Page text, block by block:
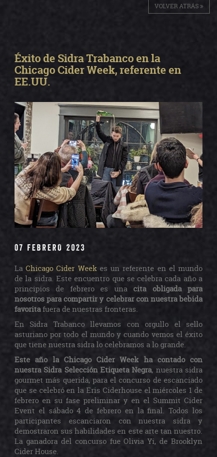
VOLVER ATRÁS
Éxito de Sidra Trabanco en la
Chicago Cider Week, referente en
EE.UU.
07 FEBRERO 2023
La Chicago Cider Weekes un referente en el mundo
de la sidra. Este encuentro que se celebra cada año a
principios de febrero es unacita obligada para
nosotros para compartir y celebrar con nuestra bebida
favoritafuera de nuestras fronteras.
En Sidra Trabanco llevamos con orgullo el sello
asturiano por todo el mundo y cuando vemos el éxito
que tiene nuestra sidra lo celebramos a lo grande.
Este año la Chicago Cider Week ha contado con
nuestra Sidra Selección Etiqueta Negra, nuestra sidra
gourmet más querida, para el concurso de escanciado
que se celebró en la Eris Ciderhouse el miércoles 1 de
febrero en su fase preliminar y en el Summit Cider
Event el sábado 4 de febrero en la final. Todos los
participantes escanciaron con nuestra sidra y
demostraron sus habilidades en este arte tan nuestro.
La ganadora del concurso fue Olivia Yi, de Brooklyn
Cider House.